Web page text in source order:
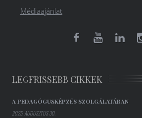
Médiaajánlat
LEGFRISSEBB CIKKEK
A PEDAGÓGUSKÉPZÉS SZOLGÁLATÁBAN
2025. AUGUSZTUS 30.